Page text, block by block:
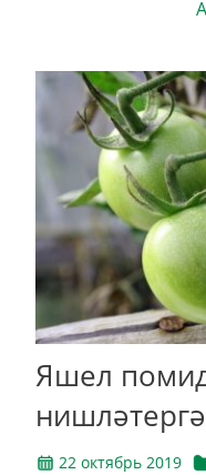
Яшел
22 октябрь 2019